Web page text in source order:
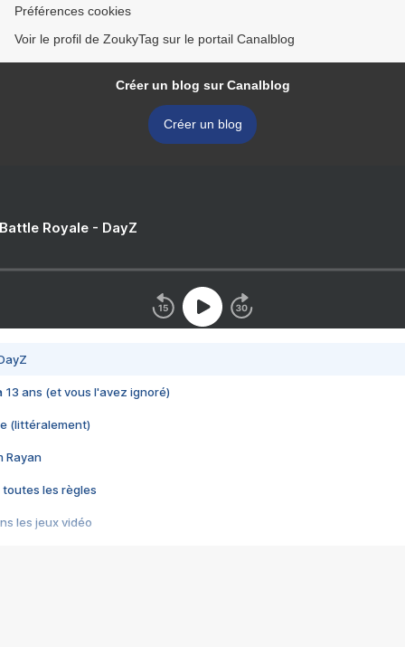
Préférences cookies
Voir le profil de ZoukyTag sur le portail Canalblog
Créer un blog sur Canalblog
Créer un blog
Royale - DayZ
13 ans (et vous l'avez ignoré)
(littéralement)
Rayan
toutes les règles
les jeux vidéo